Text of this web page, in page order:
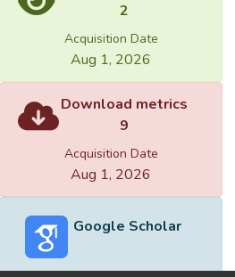
2
Acquisition Date
Aug 1, 2026
Download metrics
9
Acquisition Date
Aug 1, 2026
Google Scholar